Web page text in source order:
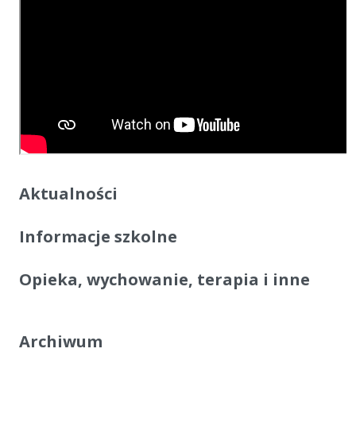
Aktualności
Informacje szkolne
Opieka, wychowanie, terapia i inne
Archiwum